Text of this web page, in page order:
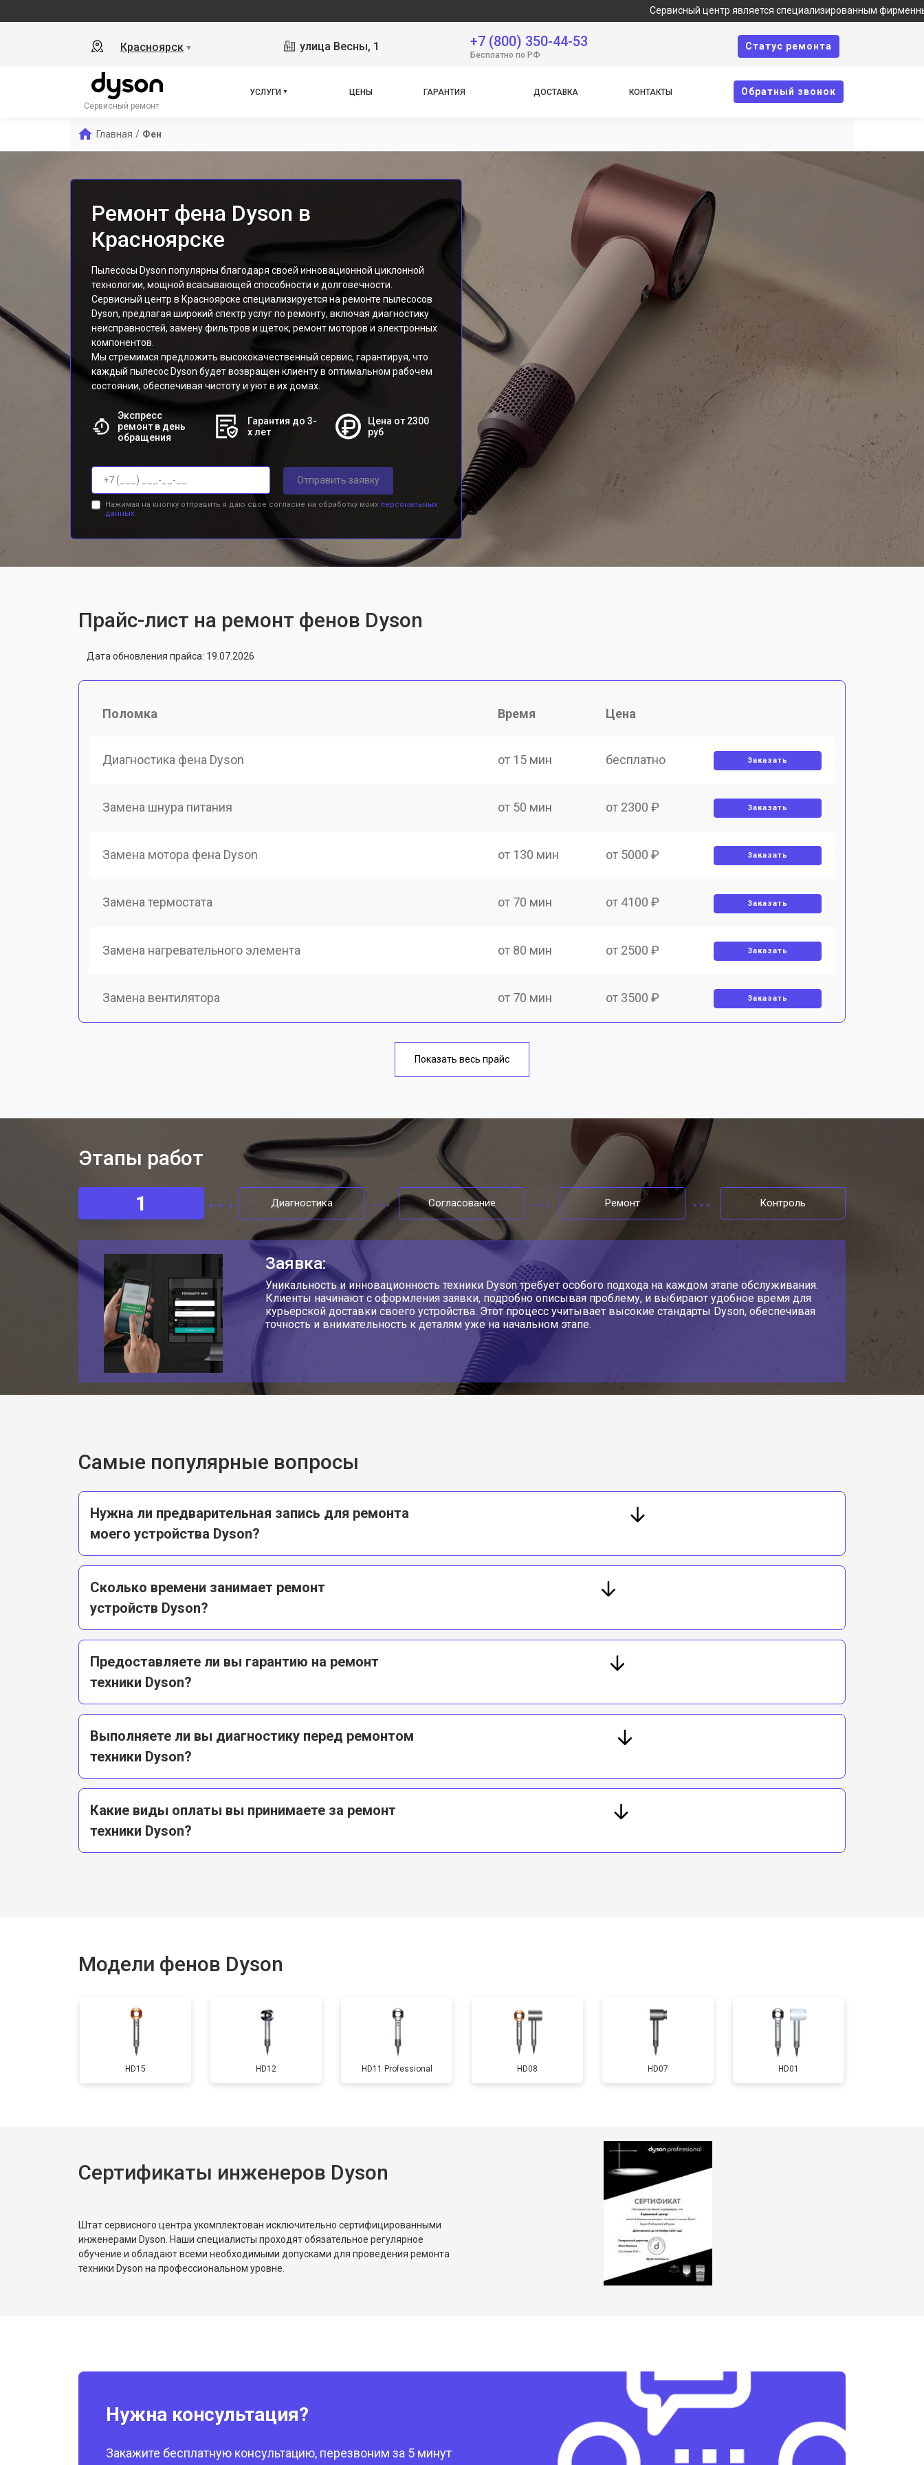
Сервисный центр является специализированным фирменным сервисом
Красноярск ▼ улица Весны, 1 +7 (800) 350-44-53
Бесплатно по РФ
Cтатус ремонта
Сервисный ремонт
УСЛУГИ ЦЕНЫ ГАРАНТИЯ ДОСТАВКА КОНТАКТЫ Oбратный звонок
Главная / Фен
Ремонт фена Dyson в
Красноярске
Пылесосы Dyson популярны благодаря своей инновационной циклонной
технологии, мощной всасывающей способности и долговечности.
Сервисный центр в Красноярске специализируется на ремонте пылесосов
Dyson, предлагая широкий спектр услуг по ремонту, включая диагностику
неисправностей, замену фильтров и щеток, ремонт моторов и электронных
компонентов.
Мы стремимся предложить высококачественный сервис, гарантируя, что
каждый пылесос Dyson будет возвращен клиенту в оптимальном рабочем
состоянии, обеспечивая чистоту и уют в их домах.
Экспресс
ремонт в день
обращения
Гарантия до 3-
х лет
Цена от 2300
руб
Отправить заявку
Нажимая на кнопку отправить я даю свое согласие на обработку моих персональных
данных.
Прайс-лист на ремонт фенов Dyson
Дата обновления прайса: 19.07.2026
Поломка Время Цена
Диагностика фена Dyson от 15 мин бесплатно Заказать
Замена шнура питания от 50 мин от 2300 ₽ Заказать
Замена мотора фена Dyson от 130 мин от 5000 ₽ Заказать
Замена термостата от 70 мин от 4100 ₽ Заказать
Замена нагревательного элемента от 80 мин от 2500 ₽ Заказать
Замена вентилятора от 70 мин от 3500 ₽ Заказать
от 100 мин
Показать весь прайс
Этапы работ
1
Диагностика Согласование Ремонт Контроль
Заявка:
Уникальность и инновационность техники Dyson требует особого подхода на каждом этапе обслуживания.
Клиенты начинают с оформления заявки, подробно описывая проблему, и выбирают удобное время для
курьерской доставки своего устройства. Этот процесс учитывает высокие стандарты Dyson, обеспечивая
точность и внимательность к деталям уже на начальном этапе.
Самые популярные вопросы
Нужна ли предварительная запись для ремонта
моего устройства Dyson?
Сколько времени занимает ремонт
устройств Dyson?
Предоставляете ли вы гарантию на ремонт
техники Dyson?
Выполняете ли вы диагностику перед ремонтом
техники Dyson?
Какие виды оплаты вы принимаете за ремонт
техники Dyson?
Модели фенов Dyson
HD15 HD12 HD11 Professional HD08 HD07 HD01
Сертификаты инженеров Dyson
Штат сервисного центра укомплектован исключительно сертифицированными
инженерами Dyson. Наши специалисты проходят обязательное регулярное
обучение и обладают всеми необходимыми допусками для проведения ремонта
техники Dyson на профессиональном уровне.
Нужна консультация?
Закажите бесплатную консультацию, перезвоним за 5 минут